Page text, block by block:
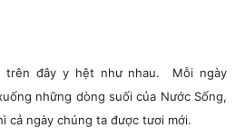
trên đây y hệt như nhau. Mỗi ngày
những dòng suối của Nước Sống,
cả ngày chúng ta được tươi mới.